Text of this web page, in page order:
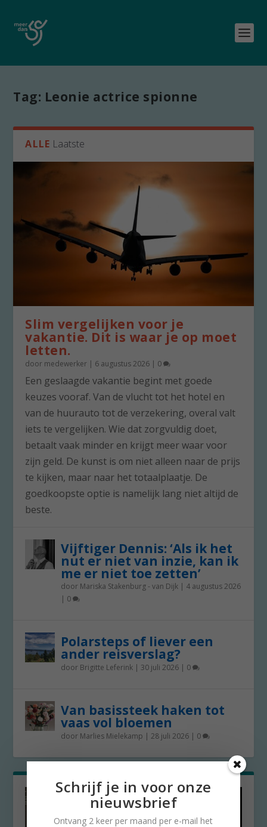
Tag: Leonie actrice spionne
ALLE Laatste
Slim vergelijken voor je
vakantie. Dit is waar je op moet
letten.
door medewerker | 6 augustus 2026 | 0
Een geslaagde vakantie begint met goede
keuzes vooraf. Van de vlucht tot het hotel en
van de huurauto tot de verzekering, overal valt
iets te vergelijken. Wie dat zorgvuldig doet,
betaalt vaak minder en krijgt meer waar voor
zijn geld. De kunst is om niet alleen naar de prijs
te kijken, maar naar het totaalplaatje. De
goedkoopste optie is namelijk lang niet altijd de
beste.
Vijftiger Dennis: ‘Als ik het
nut er niet van inzie, kan ik
me er niet toe zetten’
door Mariska Stakenburg - van Dijk | 4 augustus 2026
| 0
Polarsteps of liever een
ander reisverslag?
door Brigitte Leferink | 30 juli 2026 | 0
Van basissteek haken tot
vaas vol bloemen
door Marlies Mielekamp |28 juli 2026 | 0
Schrijf je in voor onze
nieuwsbrief
Ontvang 2 keer per maand per e-mail het